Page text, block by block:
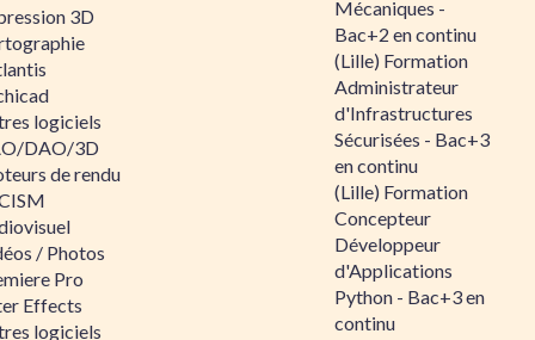
3D
logiciels
DAO/3D
de rendu
/ Photos
Pro
Effects
logiciels
Mécaniques -
Bac+2 en continu
(Lille) Formation
Administrateur
d'Infrastructures
Sécurisées - Bac+3
en continu
(Lille) Formation
Concepteur
Développeur
d'Applications
Python - Bac+3 en
continu